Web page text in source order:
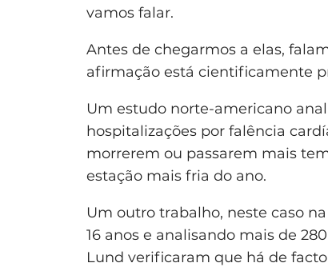
vamos falar.
Antes de chegarmos a elas,
afirmação está cientificamente
Um estudo norte-americano
hospitalizações por falência
morrerem ou passarem mais
estação mais fria do ano.
Um outro trabalho, neste caso
16 anos e analisando mais de
Lund verificaram que há de